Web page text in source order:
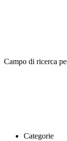
Campo di ricerca
Categorie